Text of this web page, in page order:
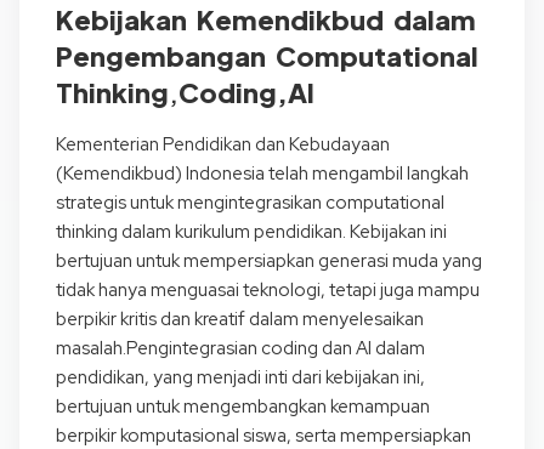
Kebijakan Kemendikbud dalam
Pengembangan Computational
Thinking,Coding,AI
Kementerian Pendidikan dan Kebudayaan
(Kemendikbud) Indonesia telah mengambil langkah
strategis untuk mengintegrasikan computational
thinking dalam kurikulum pendidikan. Kebijakan ini
bertujuan untuk mempersiapkan generasi muda yang
tidak hanya menguasai teknologi, tetapi juga mampu
berpikir kritis dan kreatif dalam menyelesaikan
masalah.Pengintegrasian coding dan AI dalam
pendidikan, yang menjadi inti dari kebijakan ini,
bertujuan untuk mengembangkan kemampuan
berpikir komputasional siswa, serta mempersiapkan